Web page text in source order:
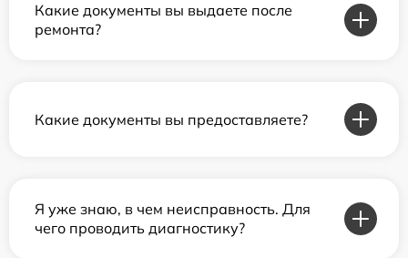
Какие документы вы выдаете после
ремонта?
Какие документы вы предоставляете?
Я уже знаю, в чем неисправность. Для
чего проводить диагностику?